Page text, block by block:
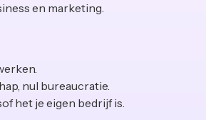
en marketing.
nul bureaucratie.
het je eigen bedrijf is.